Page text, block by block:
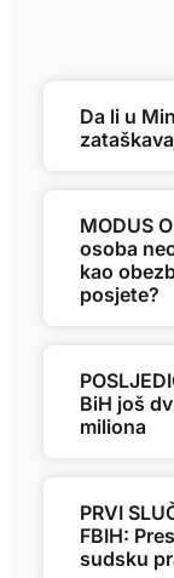
Da li u
MODUS
osoba
kao
posjete?
BiH još
miliona
PRVI
FBIH:
sudsku